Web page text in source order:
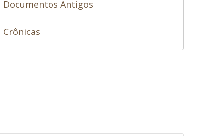
Documentos Antigos
Crônicas